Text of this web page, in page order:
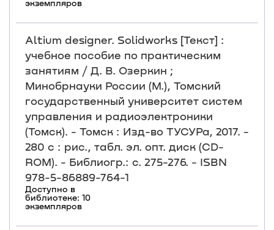
экземпляров
Altium designer. Solidworks [Текст] :
учебное пособие по практическим
занятиям / Д. В. Озеркин ;
Минобрнауки России (М.), Томский
государственный университет систем
управления и радиоэлектроники
(Томск). - Томск : Изд-во ТУСУРа, 2017. -
280 с : рис., табл. эл. опт. диск (CD-
ROM). - Библиогр.: с. 275-276. - ISBN
978-5-86889-764-1
Доступно в
библиотеке: 10
экземпляров